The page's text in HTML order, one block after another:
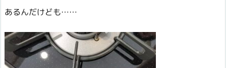
あるんだけども……